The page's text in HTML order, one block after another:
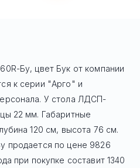
Бу, цвет Бук от компании
к серии "Арго" и
У стола ЛДСП-
22 мм. Габаритные
120 см, высота 76 см.
продается по цене 9826
при покупке составит 1340